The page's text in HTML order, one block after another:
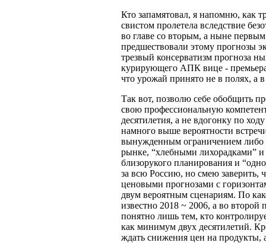
Кто запамятовал, я напомню, как
свистом пролетела вследствие
во главе со вторым, а ныне
предшествовали этому прогнозы
трезвый консерватизм прогноза
курирующего АПК вице - премьера
что урожай принято не в полях, а
Так вот, позволю себе обобщить
свою профессиональную
десятилетия, а не вдогонку по
намного выше вероятности
вынужденным ограничением либо
рынке, “хлебными лихорадками” и
близорукого планирования и
за всю Россию, но смею заверить,
ценовыми прогнозами с
двум вероятным сценариям. По
известно 2018 ~ 2006, а во второй
понятно лишь тем, кто
как минимум двух десятилетий.
ждать снижения цен на продукты,